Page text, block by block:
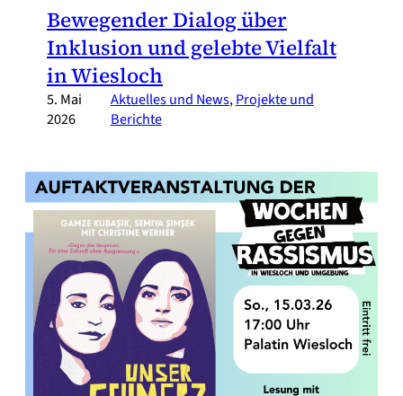
Bewegender Dialog über
Inklusion und gelebte Vielfalt
in Wiesloch
5. Mai
2026
Aktuelles und News, Projekte und
Berichte